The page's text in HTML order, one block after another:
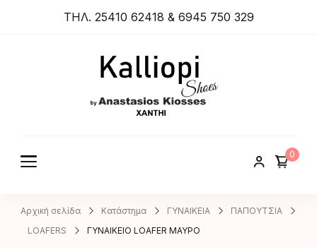
ΤΗΛ. 25410 62418 & 6945 750 329
KIOSSES
0
Αρχική σελίδα Κατάστημα ΓΥΝΑΙΚΕΙΑ
ΠΑΠΟΥΤΣΙΑ
LOAFERS
ΓΥΝΑΙΚΕΙΟ LOAFER ΜΑΥΡΟ